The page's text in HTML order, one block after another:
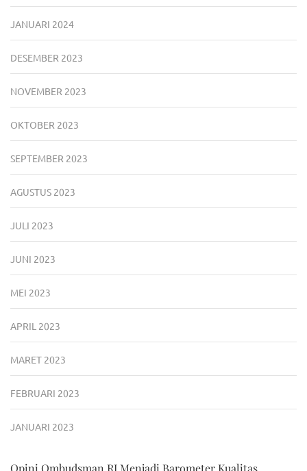
JANUARI 2024
DESEMBER 2023
NOVEMBER 2023
OKTOBER 2023
SEPTEMBER 2023
AGUSTUS 2023
JULI 2023
JUNI 2023
MEI 2023
APRIL 2023
MARET 2023
FEBRUARI 2023
JANUARI 2023
Opini Ombudsman RI Menjadi Barometer Kualitas